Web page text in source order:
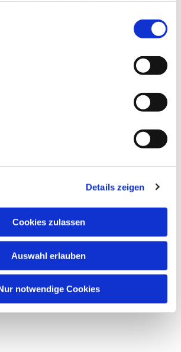
Details zeigen
Cookies zulassen
Auswahl erlauben
notwendige Cookies